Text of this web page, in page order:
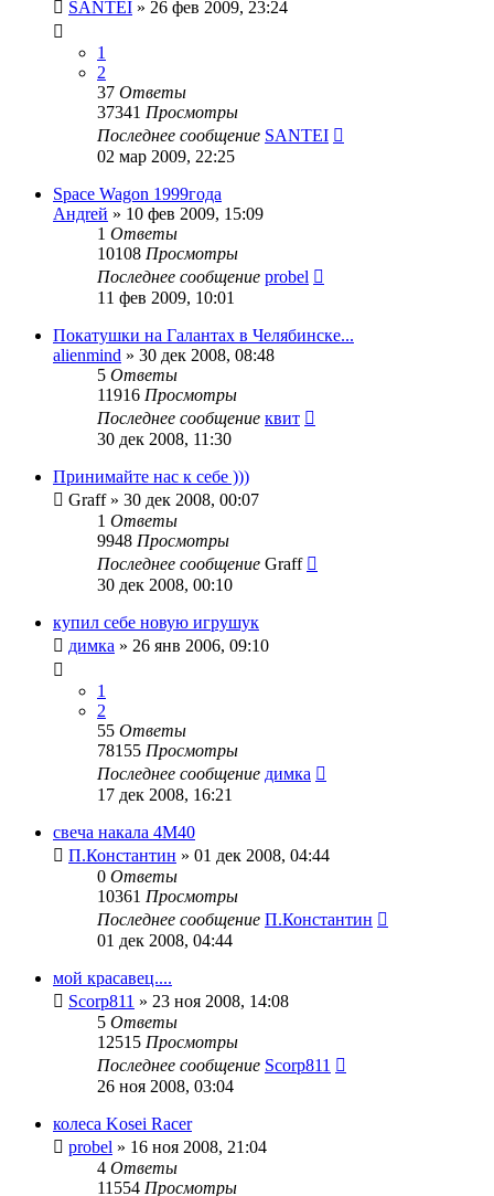
SANTEI » 26 фев 2009, 23:24
1
2
37 Ответы
37341 Просмотры
Последнее сообщение SANTEI
02 мар 2009, 22:25
Space Wagon 1999года
Андrей » 10 фев 2009, 15:09
1 Ответы
10108 Просмотры
Последнее сообщение probel
11 фев 2009, 10:01
Покатушки на Галантах в Челябинске...
alienmind » 30 дек 2008, 08:48
5 Ответы
11916 Просмотры
Последнее сообщение квит
30 дек 2008, 11:30
Принимайте нас к себе )))
Graff» 30 дек 2008, 00:07
1 Ответы
9948 Просмотры
Последнее сообщение Graff
30 дек 2008, 00:10
купил себе новую игрушук
димка » 26 янв 2006, 09:10
1
2
55 Ответы
78155 Просмотры
Последнее сообщение димка
17 дек 2008, 16:21
свеча накала 4M40
П.Константин » 01 дек 2008, 04:44
0 Ответы
10361 Просмотры
Последнее сообщение П.Константин
01 дек 2008, 04:44
мой красавец....
Scorp811 » 23 ноя 2008, 14:08
5 Ответы
12515 Просмотры
Последнее сообщение Scorp811
26 ноя 2008, 03:04
колеса Kosei Racer
probel » 16 ноя 2008, 21:04
4 Ответы
11554 Просмотры